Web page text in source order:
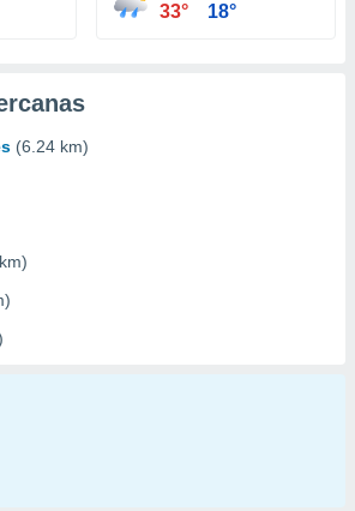
33° 18°
(6.24 km)